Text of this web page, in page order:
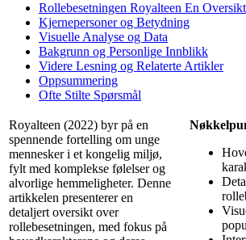
Rollebesetningen Royalteen En Oversikt
Kjernepersoner og Betydning
Visuelle Analyse og Data
Bakgrunn og Personlige Innblikk
Videre Lesning og Relaterte Artikler
Oppsummering
Ofte Stilte Spørsmål
Royalteen (2022) byr på en
spennende fortelling om unge
mennesker i et kongelig miljø,
fylt med komplekse følelser og
alvorlige hemmeligheter. Denne
artikkelen presenterer en
detaljert oversikt over
rollebesetningen, med fokus på